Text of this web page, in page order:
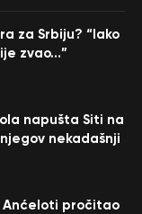
za Srbiju? “Iako
zvao…”
napušta Siti na
nekadašnji
Anćeloti pročitao